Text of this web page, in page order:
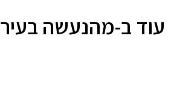
עוד ב-מהנעשה בעיר